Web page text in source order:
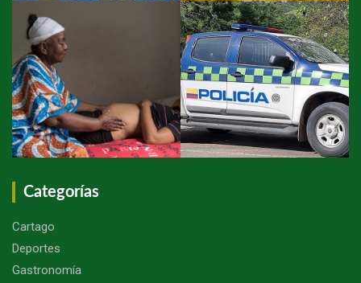
Categorías
Cartago
Deportes
Gastronomía